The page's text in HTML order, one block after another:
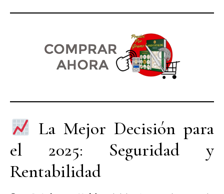
La Mejor Decisión para
el 2025: Seguridad y
Rentabilidad